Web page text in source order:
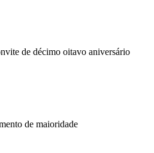
de décimo oitavo aniversário
de maioridade